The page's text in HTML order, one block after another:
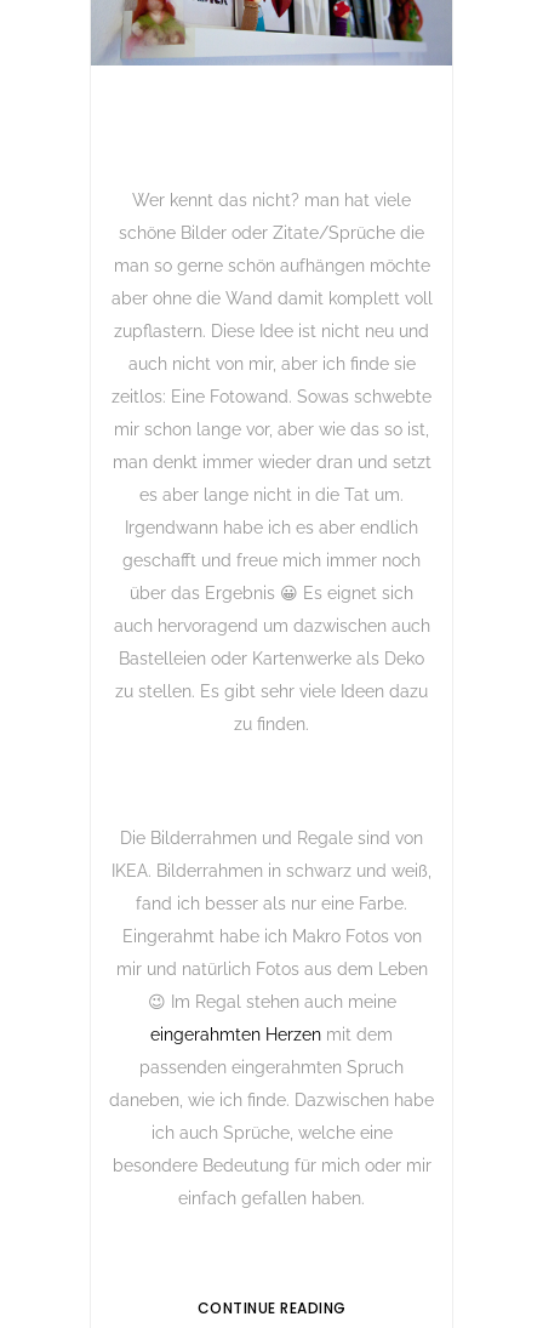
Wer kennt das nicht? man hat viele
schöne Bilder oder Zitate/Sprüche die
man so gerne schön aufhängen möchte
aber ohne die Wand damit komplett voll
zupflastern. Diese Idee ist nicht neu und
auch nicht von mir, aber ich finde sie
zeitlos: Eine Fotowand. Sowas schwebte
mir schon lange vor, aber wie das so ist,
man denkt immer wieder dran und setzt
es aber lange nicht in die Tat um.
Irgendwann habe ich es aber endlich
geschafft und freue mich immer noch
über das Ergebnis 😀 Es eignet sich
auch hervoragend um dazwischen auch
Bastelleien oder Kartenwerke als Deko
zu stellen. Es gibt sehr viele Ideen dazu
zu finden.
Die Bilderrahmen und Regale sind von
IKEA. Bilderrahmen in schwarz und weiß,
fand ich besser als nur eine Farbe.
Eingerahmt habe ich Makro Fotos von
mir und natürlich Fotos aus dem Leben
😉 Im Regal stehen auch meine
eingerahmten Herzen mit dem
passenden eingerahmten Spruch
daneben, wie ich finde. Dazwischen habe
ich auch Sprüche, welche eine
besondere Bedeutung für mich oder mir
einfach gefallen haben.
CONTINUE READING